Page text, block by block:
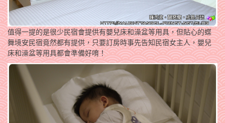
值得一提的是很少民宿會提供有嬰兒床和澡盆等用具，但貼心的蝶
舞境安民宿竟然都有提供，只要訂房時事先告知民宿女主人，嬰兒
床和澡盆等用具都會準備好唷！